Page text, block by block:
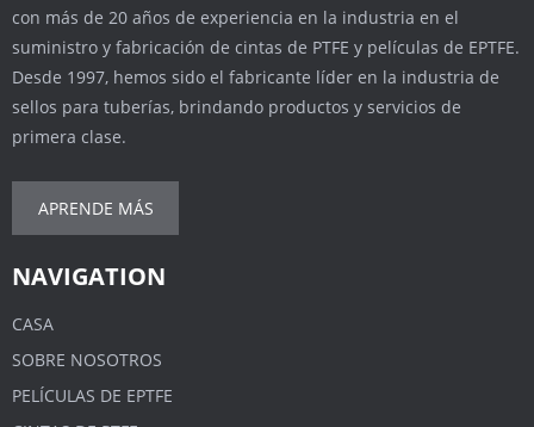
con más de 20 años de experiencia en la industria en el
suministro y fabricación de cintas de PTFE y películas de EPTFE.
Desde 1997, hemos sido el fabricante líder en la industria de
sellos para tuberías, brindando productos y servicios de
primera clase.
APRENDE MÁS
NAVIGATION
CASA
SOBRE NOSOTROS
PELÍCULAS DE EPTFE